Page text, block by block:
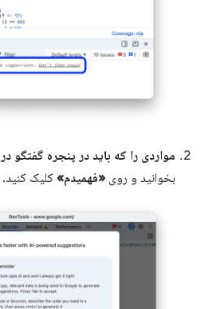
مواردی را که باید در پنجره گفتگو
بخوانید و روی «فهمیدم» کلیک کنید.